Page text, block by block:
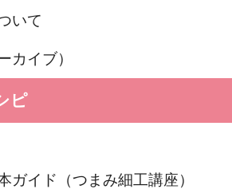
いて
カイブ）
ピ
ガイド（つまみ細工講座）